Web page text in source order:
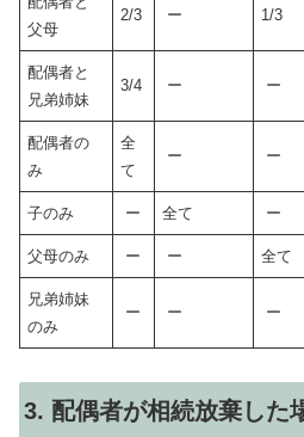
父母
2/3 ー 1/3
配偶者と
兄弟姉妹
3/4 ー ー
配偶者の
み
全
て
ー ー
子のみ ー 全て ー
父母のみ ー ー 全て
兄弟姉妹
のみ
ー ー ー
3. 配偶者が相続放棄した